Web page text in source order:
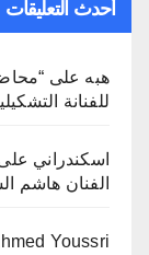
أحدث التعليقات
هبه على
للفنانة
اسكندراني
الفنان هاشم
Youssri